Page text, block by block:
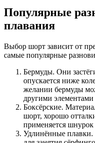
Популярные
плавания
Выбор шорт зависит от
самые популярные
Бермуды. Они
опускается ниже
желании бермуды
другими элементами
Боксёрские.
шорт, хорошо
применяется
Удлинённые плавки.